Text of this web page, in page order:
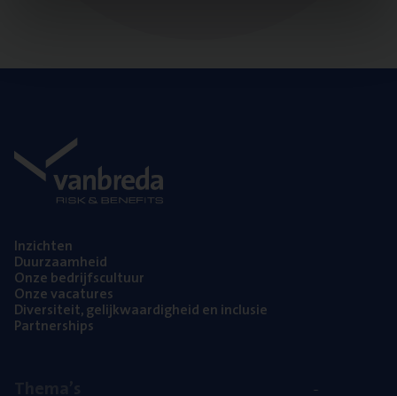
Inzich­ten
Duur­zaam­heid
Onze bedrijfs­cul­tuur
Onze vaca­tu­res
Diver­si­teit, gelijk­waar­dig­heid en inclusie
Part­ner­ships